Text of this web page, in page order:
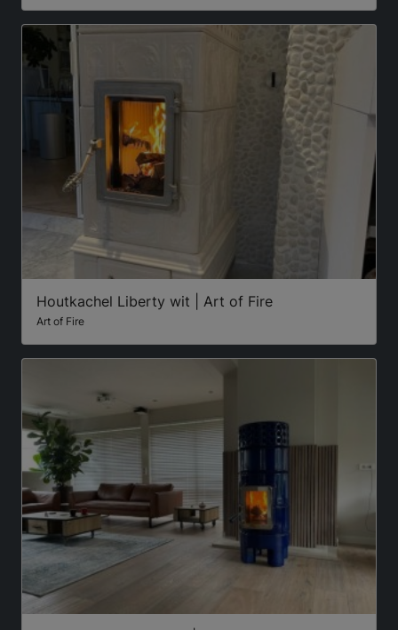
Houtkachel Liberty wit | Art of Fire
Art of Fire